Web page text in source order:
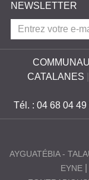
NEWSLETTER
CATALANES
Tél. : 04 68 04 49
AYGUATÉBIA -
EYNE